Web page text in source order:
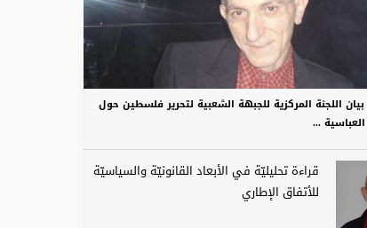
اللجنة المركزية للجبهة الشعبية لتحرير فلسطين حول
العباسية ...
قراءة تحليليّة في الأبعاد القانونيّة والسياسيّة
للأتفاق الإطاري